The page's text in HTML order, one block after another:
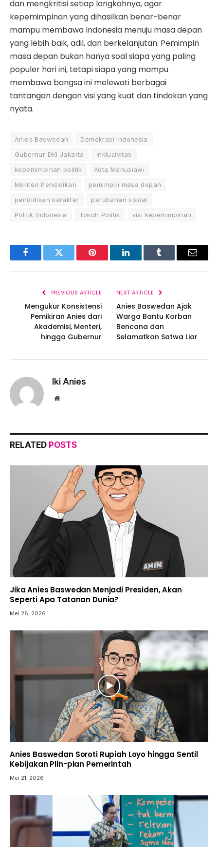
dan mengkritisi setiap langkahnya, agar
kepemimpinan yang dihasilkan benar-benar
mampu membawa Indonesia menuju masa depan
yang lebih baik, adil, dan berkelanjutan. Pemimpin
masa depan bukan hanya soal siapa yang paling
populer hari ini, tetapi siapa yang mampu
membawa bangsa ini melewati berbagai
tantangan dengan visi yang kuat dan tindakan yang
nyata.
Anies Baswedan
Demokrasi Indonesia
Gubernur DKI Jakarta
inklusivitas
kepemimpinan politik
Kota Manusiawi
Menteri Pendidikan
pemimpin masa depan
pendidikan karakter
perubahan sosial
Politik Indonesia
Tokoh Politik visi kepemimpinan
FacebookTwitter Pinterest LinkedInTumblr Email
PREVIOUS ARTICLE
Mengukur Konsistensi
Pemikiran Anies dari
Akademisi, Menteri,
hingga Gubernur
NEXT ARTICLE
Anies Baswedan Ajak
Warga Bantu Korban
Bencana dan
Selamatkan Satwa Liar
Iki Anies
Website
RELATED POSTS
Jika Anies Baswedan Menjadi Presiden, Akan
Seperti Apa Tatanan Dunia?
Mei 28, 2026
Anies Baswedan Soroti Rupiah Loyo hingga Sentil
Kebijakan Plin-plan Pemerintah
Mei 21, 2026